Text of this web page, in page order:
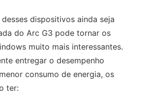
dispositivos ainda seja
do Arc G3 pode tornar os
muito mais interessantes.
entregar o desempenho
consumo de energia, os
ter: